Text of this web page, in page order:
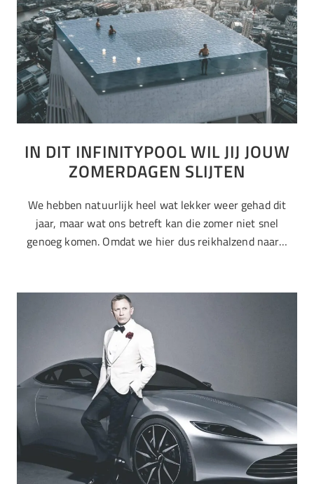
IN DIT INFINITYPOOL WIL JIJ JOUW
ZOMERDAGEN SLIJTEN
We hebben natuurlijk heel wat lekker weer gehad dit
jaar, maar wat ons betreft kan die zomer niet snel
genoeg komen. Omdat we hier dus reikhalzend naar…